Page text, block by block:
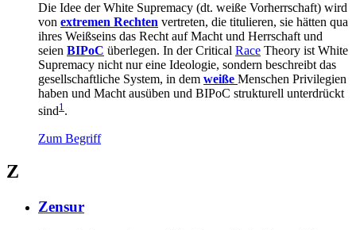
Die Idee der White Supremacy (dt. weiße Vorherrschaft) wird
von extremen Rechten vertreten, die titulieren, sie hätten qua
ihres Weißseins das Recht auf Macht und Herrschaft und
seien BIPoC überlegen. In der Critical Race Theory ist White
Supremacy nicht nur eine Ideologie, sondern beschreibt das
gesellschaftliche System, in dem weiße Menschen Privilegien
haben und Macht ausüben und BIPoC strukturell unterdrückt
sind1.
Zum Begriff
Z
Zensur